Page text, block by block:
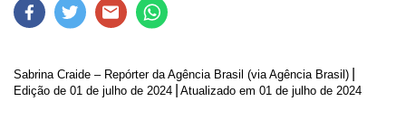
Sabrina Craide – Repórter da Agência Brasil (via Agência Brasil)
Edição de 01 de julho de 2024 Atualizado em 01 de julho de 2024